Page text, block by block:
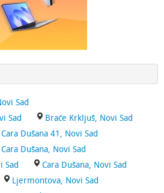
Sad
Sad
Braće Krkljuš, Novi Sad
Dušana 41, Novi Sad
Dušana, Novi Sad
Sad
Cara Dušana, Novi Sad
Ljermontova, Novi Sad